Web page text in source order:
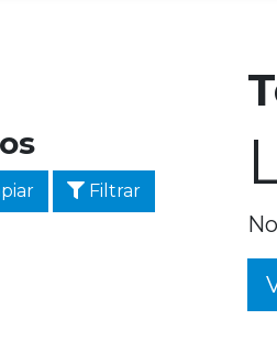
Filtrar